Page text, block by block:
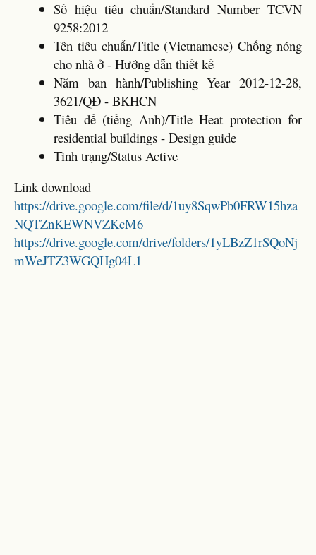
Số hiệu tiêu chuẩn/Standard Number TCVN
9258:2012
Tên tiêu chuẩn/Title (Vietnamese) Chống nóng
cho nhà ở - Hướng dẫn thiết kế
Năm ban hành/Publishing Year 2012-12-28,
3621/QĐ - BKHCN
Tiêu đề (tiếng Anh)/Title Heat protection for
residential buildings - Design guide
Tình trạng/Status Active
Link download
https://drive.google.com/file/d/1uy8SqwPb0FRW15hza
NQTZnKEWNVZKcM6
https://drive.google.com/drive/folders/1yLBzZ1rSQoNj
mWeJTZ3WGQHg04L1